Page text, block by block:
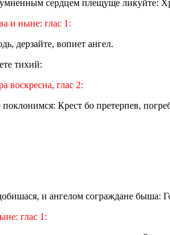
сердцем плещуще ликуйте:
и ныне: глас 1:
дерзайте, вопиет ангел.
тихий:
воскресна, глас 2:
Крест бо претерпев,
и ангелом сограждане быша:
глас 1: